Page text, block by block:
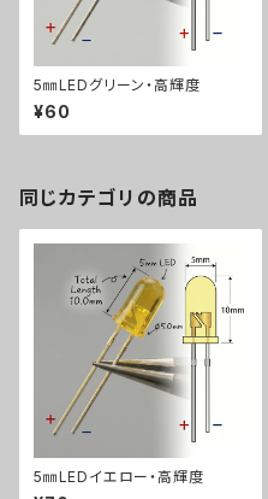
5㎜LEDグリーン・高輝度
¥60
同じカテゴリの商品
5㎜LEDイエロー・高輝度